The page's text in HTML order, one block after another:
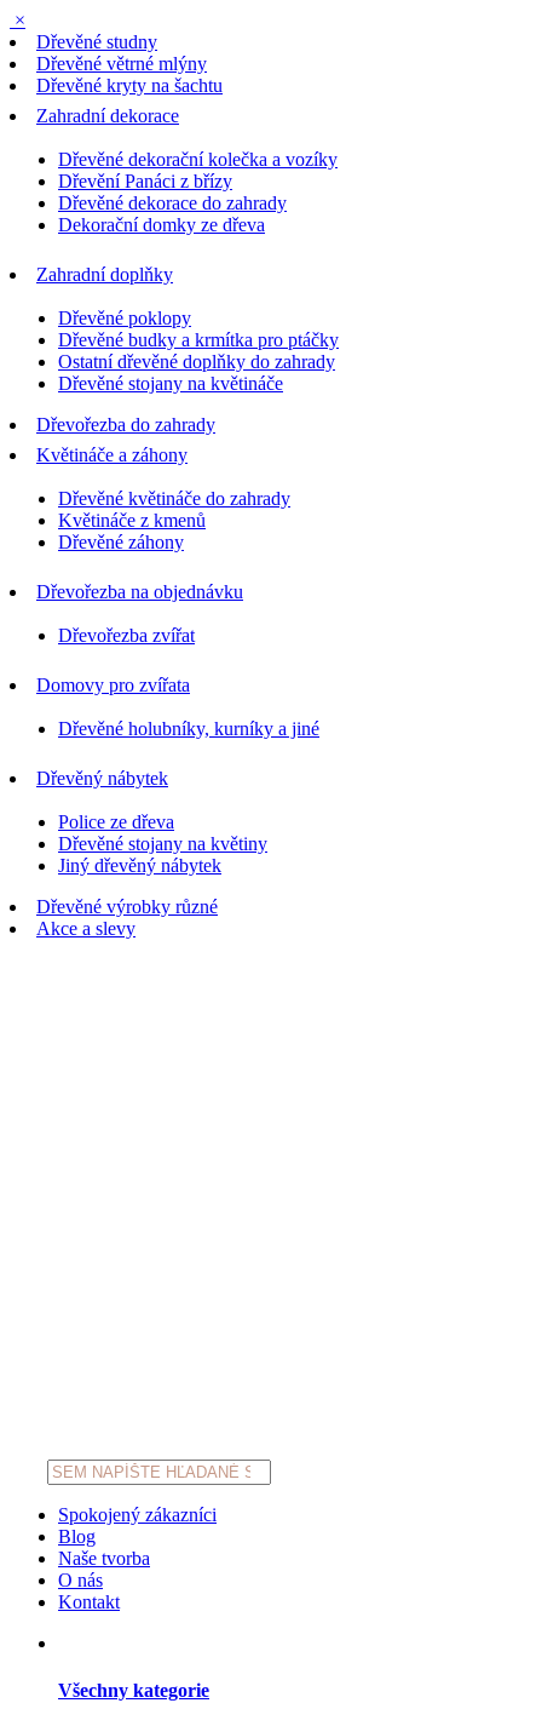
×
Dřevěné studny
Dřevěné větrné mlýny
Dřevěné kryty na šachtu
Zahradní dekorace
Dřevěné dekorační kolečka a vozíky
Dřevění Panáci z břízy
Dřevěné dekorace do zahrady
Dekorační domky ze dřeva
Zahradní doplňky
Dřevěné poklopy
Dřevěné budky a krmítka pro ptáčky
Ostatní dřevěné doplňky do zahrady
Dřevěné stojany na květináče
Dřevořezba do zahrady
Květináče a záhony
Dřevěné květináče do zahrady
Květináče z kmenů
Dřevěné záhony
Dřevořezba na objednávku
Dřevořezba zvířat
Domovy pro zvířata
Dřevěné holubníky, kurníky a jiné
Dřevěný nábytek
Police ze dřeva
Dřevěné stojany na květiny
Jiný dřevěný nábytek
Dřevěné výrobky různé
Akce a slevy
Products
search
Spokojený zákazníci
Blog
Naše tvorba
O nás
Kontakt
Všechny kategorie